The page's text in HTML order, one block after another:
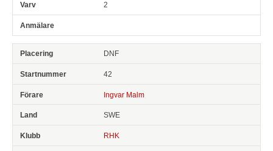
2
DNF
42
Ingvar Malm
SWE
RHK